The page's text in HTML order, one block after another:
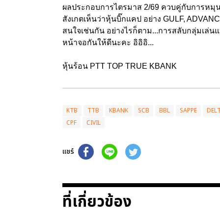
ผลประกอบการไตรมาส 2/69 ควบคู่กับการหมุ
สังเกตเห็นว่าหุ้นบิ๊กแคป อย่าง GULF,
สนใจเช่นกัน อย่างไรก็ตาม...การสลับกลุ่มเล่
หน้าจอกันให้ดีนะคะ อิอิอิ...
หุ้นร้อน PTT TOP TRUE KBANK
KTB TTB KBANK SCB BBL SAPPE
CPF
CIVIL
แชร์
ที่เกี่ยวข้อง